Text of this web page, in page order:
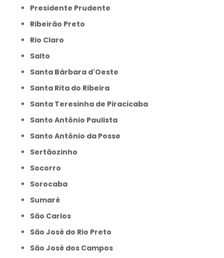
Presidente Prudente
Ribeirão Preto
Rio Claro
Salto
Santa Bárbara d'Oeste
Santa Rita do Ribeira
Santa Teresinha de Piracicaba
Santo Antônio Paulista
Santo Antônio da Posse
Sertãozinho
Socorro
Sorocaba
Sumaré
São Carlos
São José do Rio Preto
São José dos Campos